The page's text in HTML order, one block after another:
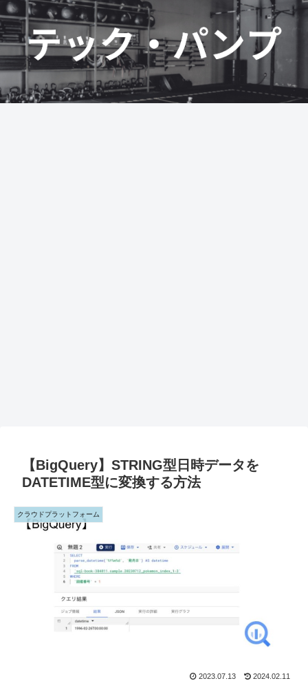
【BigQuery】STRING型日時データを
DATETIME型に変換する方法
クラウドプラットフォーム
2023.07.13 2024.02.11